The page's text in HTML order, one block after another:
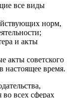
все виды
норм,
и акты
акты советского
настоящее время.
всех сферах